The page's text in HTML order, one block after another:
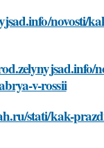
novosti/
v-rossii
stati/kak-